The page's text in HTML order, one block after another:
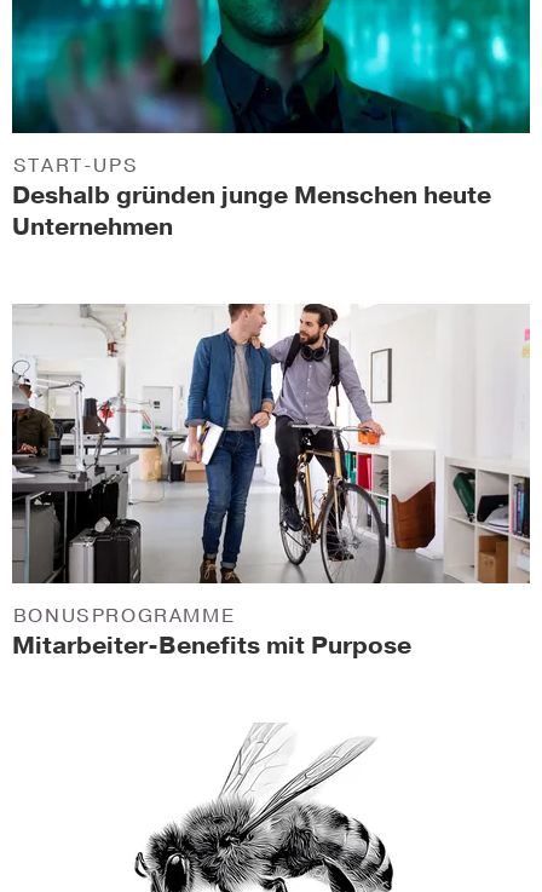
Deshalb gründen junge Menschen heute
Unternehmen
START-UPS
Mitarbeiter-Benefits mit Purpose
BONUSPROGRAMME